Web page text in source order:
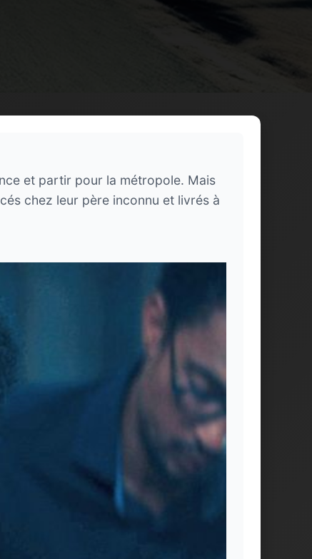
et partir pour la métropole. Mais
chez leur père inconnu et livrés à